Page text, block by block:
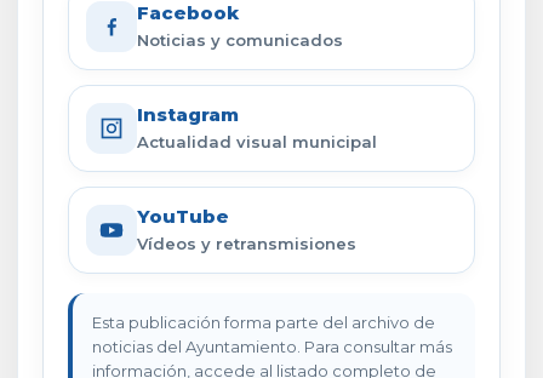
Facebook
Noticias y comunicados
Instagram
Actualidad visual municipal
YouTube
Vídeos y retransmisiones
Esta publicación forma parte del archivo de
noticias del Ayuntamiento. Para consultar más
información, accede al listado completo de